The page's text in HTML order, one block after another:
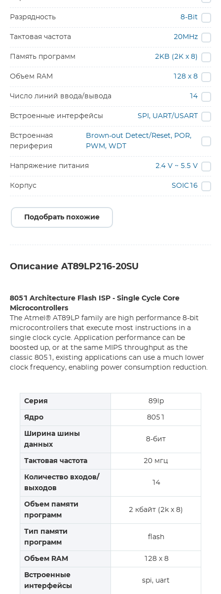
Разрядность 8-Bit
Тактовая частота 20MHz
Память программ 2KB (2K x 8)
Объем RAM 128 x 8
Число линий ввода/вывода 14
Встроенные интерфейсы SPI, UART/USART
Встроенная
периферия
Brown-out Detect/Reset, POR,
PWM, WDT
Напряжение питания 2.4 V ~ 5.5 V
Корпус SOIC16
Подобрать похожие
Описание AT89LP216-20SU
8051 Architecture Flash ISP - Single Cycle Core
Microcontrollers
The Atmel® AT89LP family are high performance 8-bit
microcontrollers that execute most instructions in a
single clock cycle. Application performance can be
boosted up, or at the same MIPS throughput as the
classic 8051, existing applications can use a much lower
clock frequency, enabling power consumption reduction.
Серия 89lp
Ядро 8051
Ширина шины
данных
8-бит
Тактовая частота 20 мгц
Количество входов/
выходов
14
Объем памяти
программ
2 кбайт (2k x 8)
Тип памяти
программ
flash
Объем RAM 128 x 8
Встроенные
интерфейсы
spi, uart